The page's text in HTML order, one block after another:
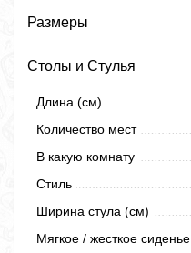
Размеры
Столы и Стулья
Длина (см)
Количество мест
В какую комнату
Стиль
Ширина стула (см)
Мягкое / жесткое сиденье